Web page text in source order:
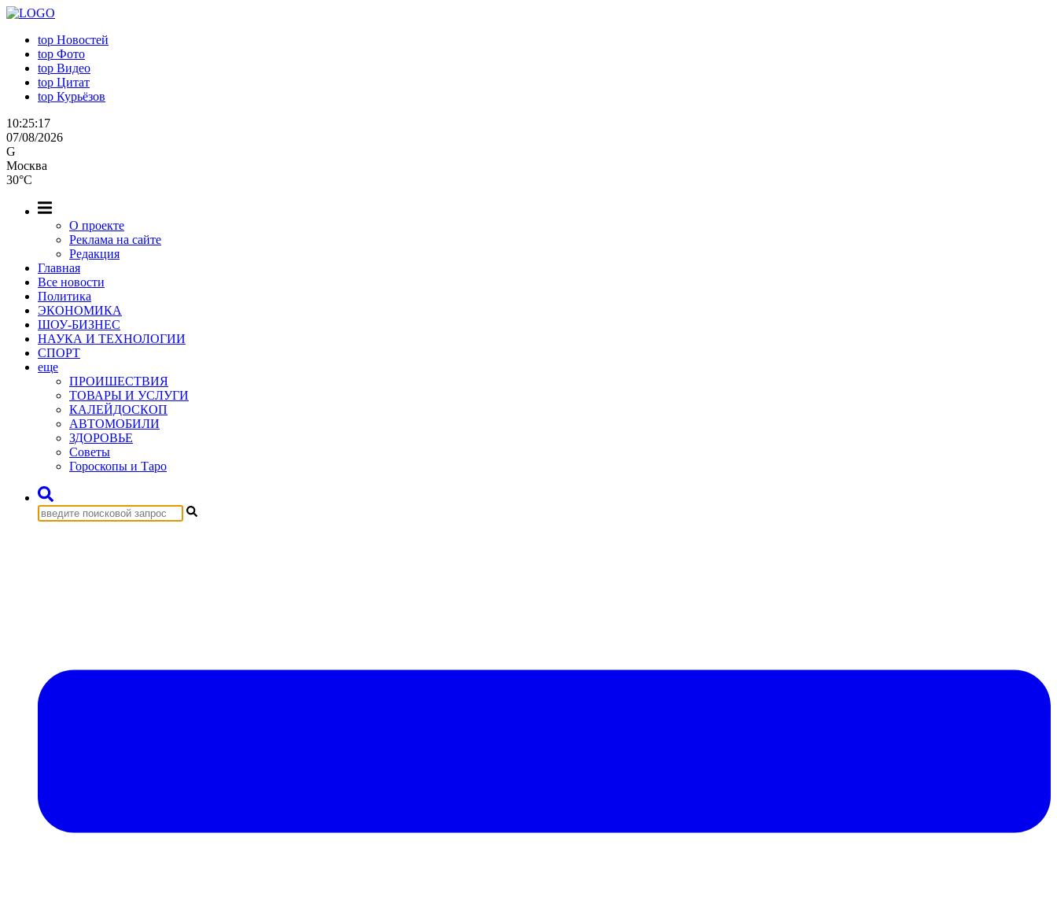
top Новостей
top Фото
top Видео
top Цитат
top Курьёзов
10:25:17
07/08/2026
G
Москва
30°C
О проекте
Реклама на сайте
Редакция
Главная
Все новости
Политика
ЭКОНОМИКА
ШОУ-БИЗНЕС
НАУКА И ТЕХНОЛОГИИ
СПОРТ
еще
ПРОИШЕСТВИЯ
ТОВАРЫ И УСЛУГИ
КАЛЕЙДОСКОП
АВТОМОБИЛИ
ЗДОРОВЬЕ
Советы
Гороскопы и Таро